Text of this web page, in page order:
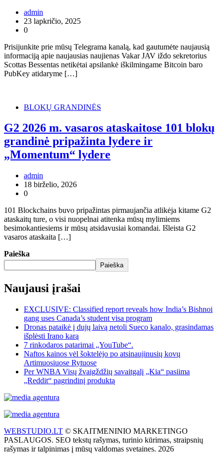
admin
23 lapkričio, 2025
0
Prisijunkite prie mūsų Telegrama kanalą, kad gautumėte naujausią
informaciją apie naujausias naujienas Vakar JAV iždo sekretorius
Scottas Bessentas netikėtai apsilankė iškilmingame Bitcoin baro
PubKey atidaryme […]
BLOKŲ GRANDINĖS
G2 2026 m. vasaros ataskaitose 101 blokų
grandinė pripažinta lydere ir
„Momentum“ lydere
admin
18 birželio, 2026
0
101 Blockchains buvo pripažintas pirmaujančia atlikėja kitame G2
ataskaitų ture, o visi nuopelnai atitenka mūsų mylimiems
besimokantiesiems ir mūsų atsidavusiai komandai. Išleista G2
vasaros ataskaita […]
Paieška
Paieška
Naujausi įrašai
EXCLUSIVE: Classified report reveals how India’s Bishnoi
gang uses Canada’s student visa program
Dronas pataikė į dujų laivą netoli Sueco kanalo, grasindamas
išplėsti Irano karą
7 rinkodaros patarimai „YouTube“.
Naftos kainos vėl šoktelėjo po atsinaujinusių kovų
Artimuosiuose Rytuose
Per WNBA Visų žvaigždžių savaitgalį „Kia“ pasiima
„Reddit“ pagrindinį produktą
WEBSTUDIO.LT © SKAITMENINIO MARKETINGO
PASLAUGOS. SEO tekstų rašymas, turinio kūrimas, straipsnių
rašymas ir talpinimas į mūsų valdomas svetaines. 2026